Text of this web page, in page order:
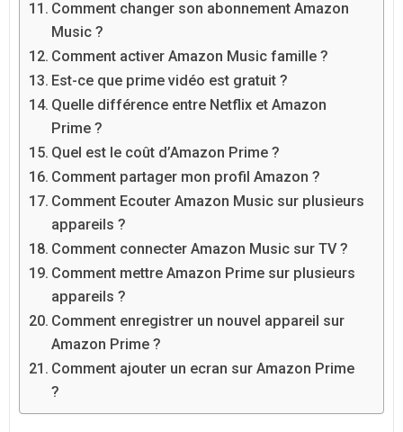
Comment changer son abonnement Amazon
Music ?
Comment activer Amazon Music famille ?
Est-ce que prime vidéo est gratuit ?
Quelle différence entre Netflix et Amazon
Prime ?
Quel est le coût d’Amazon Prime ?
Comment partager mon profil Amazon ?
Comment Ecouter Amazon Music sur plusieurs
appareils ?
Comment connecter Amazon Music sur TV ?
Comment mettre Amazon Prime sur plusieurs
appareils ?
Comment enregistrer un nouvel appareil sur
Amazon Prime ?
Comment ajouter un ecran sur Amazon Prime
?